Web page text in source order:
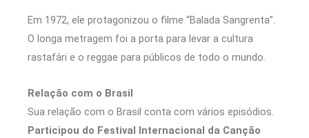
Em 1972, ele protagonizou o filme “Balada Sangrenta”.
O longa metragem foi a porta para levar a cultura
rastafári e o reggae para públicos de todo o mundo.
Relação com o Brasil
Sua relação com o Brasil conta com vários episódios.
Participou do Festival Internacional da Canção